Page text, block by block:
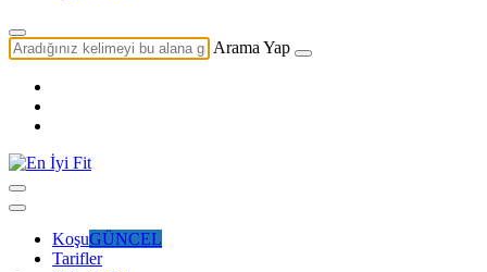
Arama Yap
KoşuGÜNCEL
Tarifler